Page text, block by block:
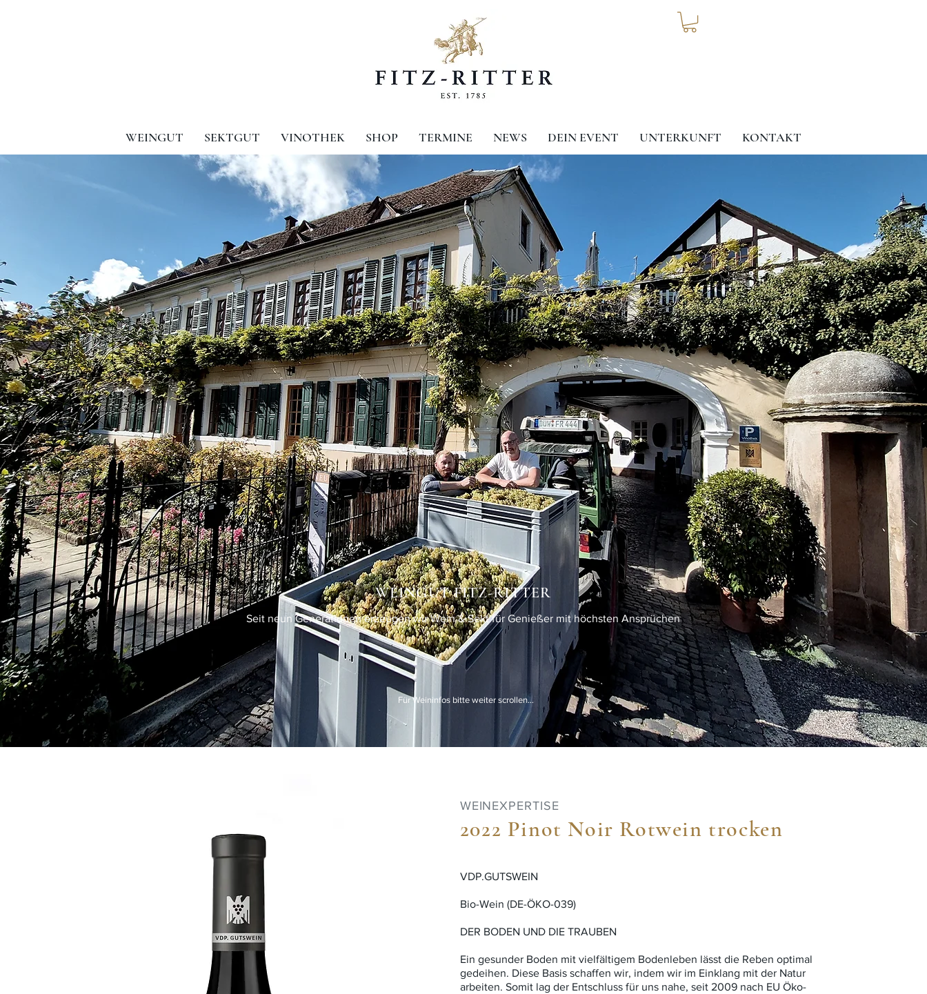
WEINGUT SEKTGUT VINOTHEK SHOP TERMINE NEWS DEIN EVENT UNTERKUNFT KONTAKT
WEINGUT FITZ-RITTER
Seit neun Generationen erzeugen wir Wein & Sekt für Genießer mit höchsten Ansprüchen
Für Weininfos bitte weiter scrollen...
WEINEXPERTISE
2022 Pinot Noir Rotwein trocken
VDP.GUTSWEIN
Bio-Wein (DE-ÖKO-039)
​DER BODEN UND DIE TRAUBEN
Ein gesunder Boden mit vielfältigem Bodenleben lässt die Reben optimal
gedeihen. Diese Basis schaffen wir, indem wir im Einklang mit der Natur
arbeiten. Somit lag der Entschluss für uns nahe, seit 2009 nach EU Öko-